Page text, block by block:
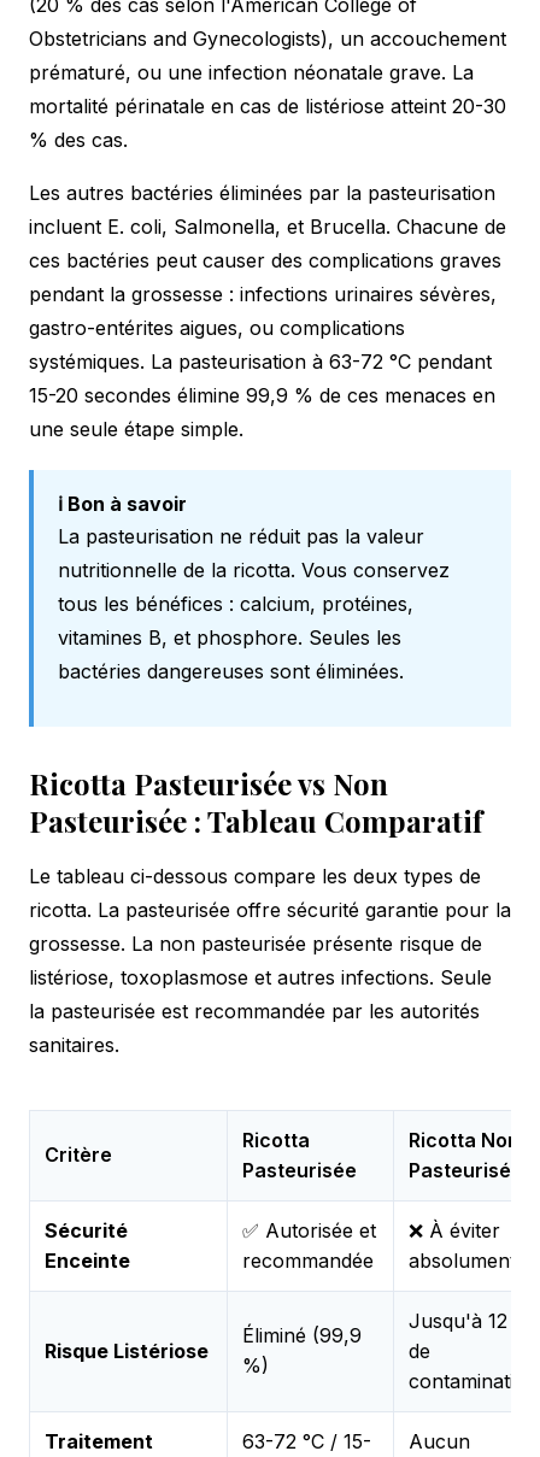
Obstetricians and Gynecologists), un accouchement
prématuré, ou une infection néonatale grave. La
mortalité périnatale en cas de listériose atteint 20-30
% des cas.
Les autres bactéries éliminées par la pasteurisation
incluent E. coli, Salmonella, et Brucella. Chacune de
ces bactéries peut causer des complications graves
pendant la grossesse : infections urinaires sévères,
gastro-entérites aigues, ou complications
systémiques. La pasteurisation à 63-72 °C pendant
15-20 secondes élimine 99,9 % de ces menaces en
une seule étape simple.
ℹ️ Bon à savoir
La pasteurisation ne réduit pas la valeur
nutritionnelle de la ricotta. Vous conservez
tous les bénéfices : calcium, protéines,
vitamines B, et phosphore. Seules les
bactéries dangereuses sont éliminées.
Ricotta Pasteurisée vs Non
Pasteurisée : Tableau Comparatif
Le tableau ci-dessous compare les deux types de
ricotta. La pasteurisée offre sécurité garantie pour la
grossesse. La non pasteurisée présente risque de
listériose, toxoplasmose et autres infections. Seule
la pasteurisée est recommandée par les autorités
sanitaires.
Critère
Ricotta
Pasteurisée
Ricotta Non
Pasteurisée
Sécurité
Enceinte
✅ Autorisée et
recommandée
❌ À éviter
absolument
Risque Listériose
Éliminé (99,9
%)
Jusqu'à 12 %
de
contamination
Traitement
63-72 °C / 15-
Aucun